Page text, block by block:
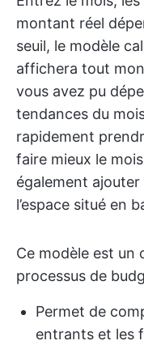
montant réel
seuil, le modèle
affichera tout
vous avez pu
tendances du
rapidement
faire mieux le
également
l’espace situé en
Ce modèle est un
processus de
Permet de
entrants et les